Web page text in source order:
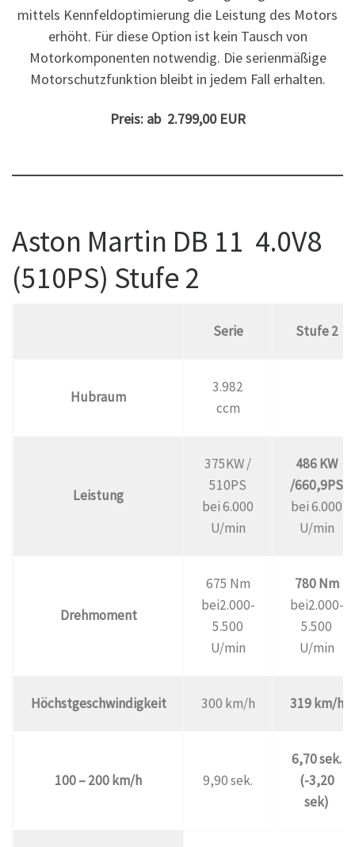
mittels Kennfeldoptimierung die Leistung des Motors
erhöht. Für diese Option ist kein Tausch von
Motorkomponenten notwendig. Die serienmäßige
Motorschutzfunktion bleibt in jedem Fall erhalten.
Preis: ab 2.799,00 EUR
Aston Martin DB 11 4.0V8
(510PS) Stufe 2
Serie Stufe 2
Hubraum
3.982
ccm
Leistung
375KW /
510PS
bei 6.000
U/min
486 KW
/660,9PS
bei 6.000
U/min
Drehmoment
675 Nm
bei2.000-
5.500
U/min
780 Nm
bei2.000-
5.500
U/min
Höchstgeschwindigkeit 300 km/h 319 km/h
100 – 200 km/h 9,90 sek.
6,70 sek.
(-3,20
sek)